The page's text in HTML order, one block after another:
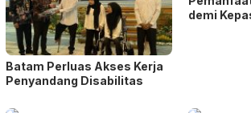
Batam Perluas Akses Kerja
Penyandang Disabilitas
demi